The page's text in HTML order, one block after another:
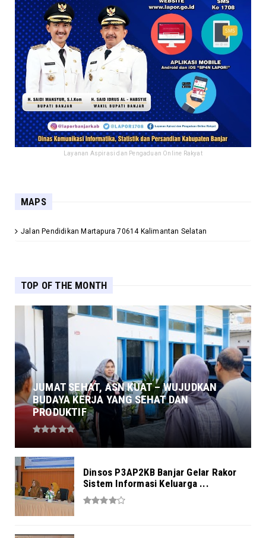
Layanan Aspirasi dan Pengaduan Online Rakyat
MAPS
Jalan Pendidikan Martapura 70614 Kalimantan Selatan
TOP OF THE MONTH
JUMAT SEHAT, ASN KUAT – WUJUDKAN
BUDAYA KERJA YANG SEHAT DAN
PRODUKTIF
Dinsos P3AP2KB Banjar Gelar Rakor
Sistem Informasi Keluarga ...